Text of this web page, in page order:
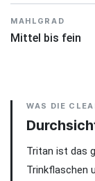
MAHLGRAD
Mittel bis fein
WAS DIE
Tritan ist das
Trinkflaschen